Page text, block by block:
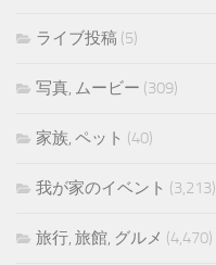
ライブ投稿 (5)
写真, ムービー (309)
家族, ペット (40)
我が家のイベント (3,213)
旅行, 旅館, グルメ (4,470)